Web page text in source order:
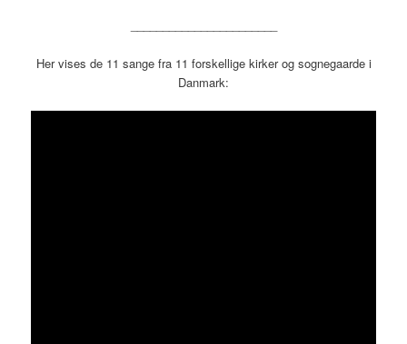
Her vises de 11 sange fra 11 forskellige kirker og sognegaarde i
Danmark: